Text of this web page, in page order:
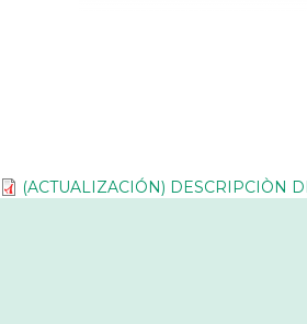
(ACTUALIZACIÓN) DESCRIPCIÒN